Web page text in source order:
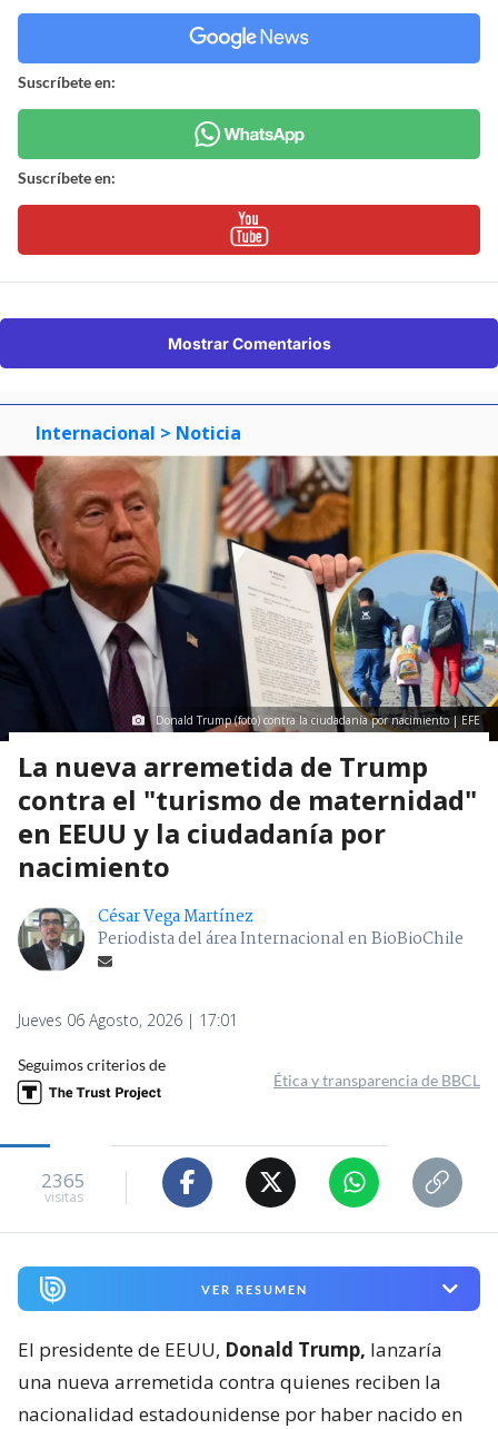
Suscríbete en:
Suscríbete en:
Mostrar Comentarios
Internacional > Noticia
Donald Trump (foto) contra la ciudadanía por nacimiento | EFE
La nueva arremetida de Trump
contra el "turismo de maternidad"
en EEUU y la ciudadanía por
nacimiento
César Vega Martínez
Periodista del área Internacional en BioBioChile
Jueves 06 Agosto, 2026 | 17:01
Seguimos criterios de
Ética y transparencia de BBCL
2365
visitas
VER RESUMEN
El presidente de EEUU, Donald Trump, lanzaría
una nueva arremetida contra quienes reciben la
nacionalidad estadounidense por haber nacido en